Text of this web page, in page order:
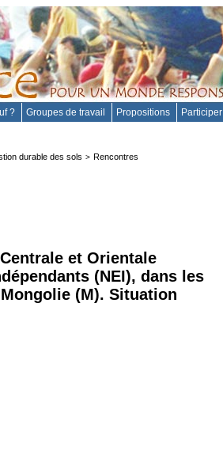
? Groupes de travail Propositions Participer
durable des sols > Rencontres
et Orientale
(NEI), dans les
(M). Situation